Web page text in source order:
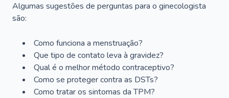
Algumas sugestões de perguntas para o ginecologista
são:
Como funciona a menstruação?
Que tipo de contato leva à gravidez?
Qual é o melhor método contraceptivo?
Como se proteger contra as DSTs?
Como tratar os sintomas da TPM?